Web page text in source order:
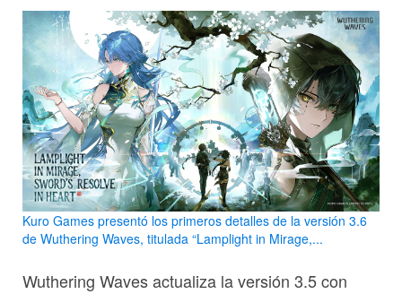
Kuro Games presentó los primeros detalles de la versión 3.6
de Wuthering Waves, titulada “Lamplight in Mirage,...
Wuthering Waves actualiza la versión 3.5 con